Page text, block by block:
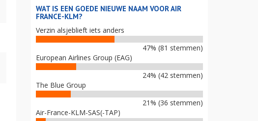
WAT IS EEN GOEDE NIEUWE NAAM VOOR AIR
FRANCE-KLM?
Verzin alsjeblieft iets anders
47% (81 stemmen)
European Airlines Group (EAG)
24% (42 stemmen)
The Blue Group
21% (36 stemmen)
Air-France-KLM-SAS(-TAP)